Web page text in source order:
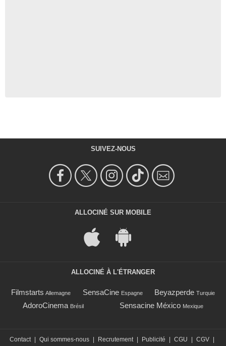
SUIVEZ-NOUS
ALLOCINÉ SUR MOBILE
ALLOCINÉ À L'ÉTRANGER
Filmstarts Allemagne SensaCine Espagne Beyazperde Turquie
AdoroCinema Brésil Sensacine México Mexique
Contact | Qui sommes-nous | Recrutement | Publicité | CGU | CGV |